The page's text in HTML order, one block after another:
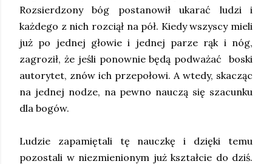
Rozsierdzony bóg postanowił ukarać ludzi i
każdego z nich rozciął na pół. Kiedy wszyscy mieli
już po jednej głowie i jednej parze rąk i nóg,
zagroził, że jeśli ponownie będą podważać boski
autorytet, znów ich przepołowi. A wtedy, skacząc
na jednej nodze, na pewno nauczą się szacunku
dla bogów.
Ludzie zapamiętali tę nauczkę i dzięki temu
pozostali w niezmienionym już kształcie do dziś.